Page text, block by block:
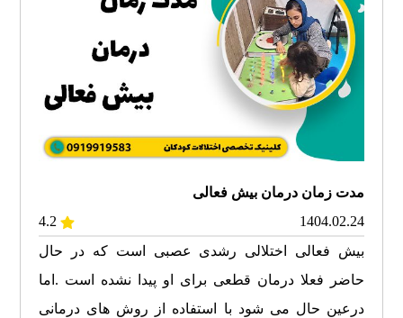
مدت زمان درمان بیش فعالی
1404.02.24
4.2
بیش فعالی اختلالی رشدی عصبی است که در حال
حاضر فعلا درمان قطعی برای او پیدا نشده است .اما
درعین حال می شود با استفاده از روش های درمانی